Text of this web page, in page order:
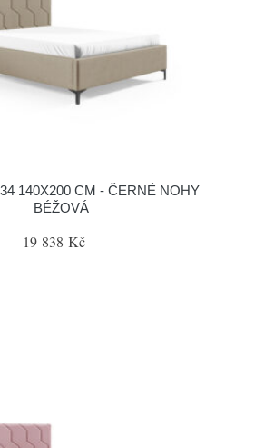
140X200 CM - ČERNÉ NOHY
BÉŽOVÁ
19 838 Kč